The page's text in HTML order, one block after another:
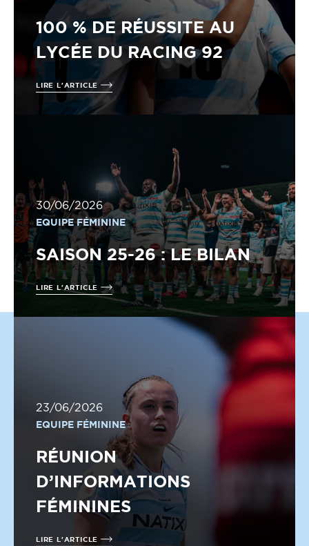
100 % DE RÉUSSITE AU
LYCÉE DU RACING 92
LIRE L'ARTICLE
30/06/2026
EQUIPE FÉMININE
SAISON 25-26 : LE BILAN
LIRE L'ARTICLE
23/06/2026
EQUIPE FÉMININE
RÉUNION
D’INFORMATIONS
FÉMININES
LIRE L'ARTICLE